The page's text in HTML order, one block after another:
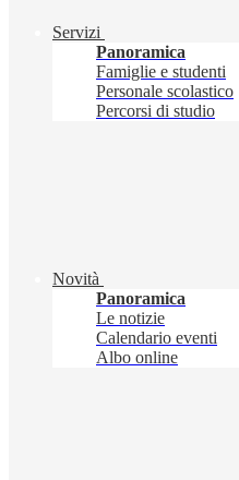
Servizi
Panoramica
Famiglie e studenti
Personale scolastico
Percorsi di studio
Novità
Panoramica
Le notizie
Calendario eventi
Albo online